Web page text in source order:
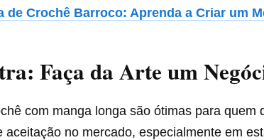
de Crochê Barroco: Aprenda a Criar um
Faça da Arte um
com manga longa são ótimas para quem
aceitação no mercado, especialmente em